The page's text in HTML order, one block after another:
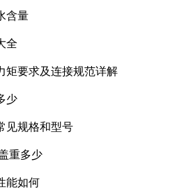
含量
全
矩要求及连接规范详解
少
见规格和型号
重多少
能如何